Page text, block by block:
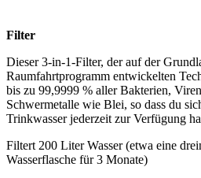
Filter
Dieser 3-in-1-Filter, der auf der
Raumfahrtprogramm entwickelten
bis zu 99,9999 % aller Bakterien,
Schwermetalle wie Blei, so dass du
Trinkwasser jederzeit zur Verfügung
Filtert 200 Liter Wasser (etwa eine
Wasserflasche für 3 Monate)